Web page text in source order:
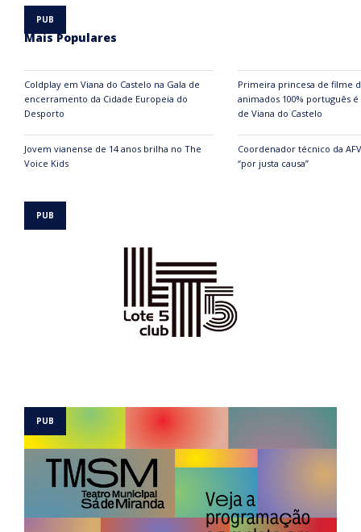
Mais Populares
Coldplay em Viana do Castelo na Gala de
encerramento da Cidade Europeia do
Desporto
Primeira princesa de filme
animados 100% português
de Viana do Castelo
Jovem vianense de 14 anos brilha no The
Voice Kids
Coordenador técnico da
“por justa causa”